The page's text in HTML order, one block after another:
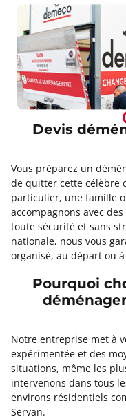
Devis
Vous préparez un
de quitter cette célèbre
particulier, une famille
accompagnons avec
toute sécurité et sans
nationale, nous vous
organisé, au départ ou
Pourquoi
Notre entreprise met à
expérimentée et des
situations, même les
intervenons dans tous
environs résidentiels
Servan.